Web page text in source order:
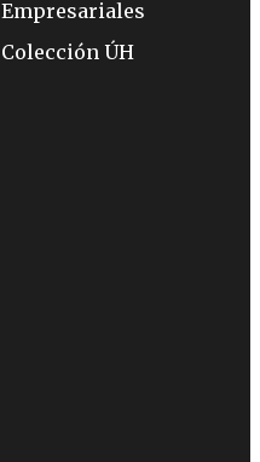
Empresariales
Colección ÚH